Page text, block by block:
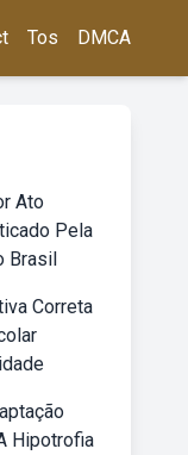
Tos DMCA
Ato
Pela
Brasil
Correta
Hipotrofia